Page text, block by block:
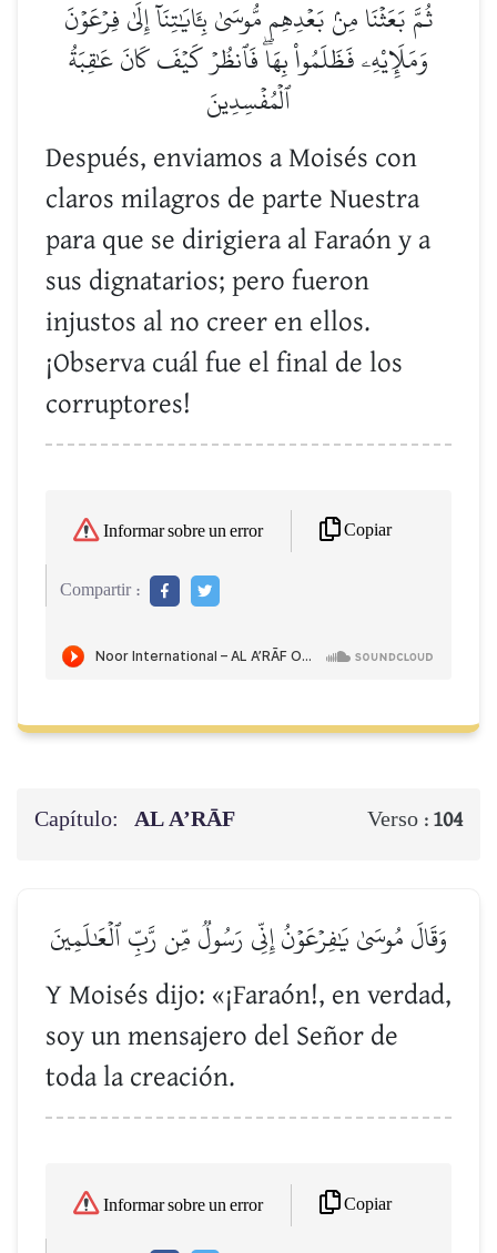
ثُمَّ بَعَثۡنَا مِنۢ بَعۡدِهِم مُّوسَىٰ بِـَٔايَٰتِنَآ إِلَىٰ فِرۡعَوۡنَ
وَمَلَإِيْهِۦ فَظَلَمُواْ بِهَاۖ فَٱنظُرۡ كَيۡفَ كَانَ عَٰقِبَةُ
ٱلۡمُفۡسِدِينَ
Después, enviamos a Moisés con
claros milagros de parte Nuestra
para que se dirigiera al Faraón y a
sus dignatarios; pero fueron
injustos al no creer en ellos.
¡Observa cuál fue el final de los
corruptores!
Informar sobre un error Copiar
Compartir :
Capítulo: AL A’RĀF Verso : 104
وَقَالَ مُوسَىٰ يَٰفِرۡعَوۡنُ إِنِّي رَسُولٞ مِّن رَّبِّ ٱلۡعَٰلَمِينَ
Y Moisés dijo: «¡Faraón!, en verdad,
soy un mensajero del Señor de
toda la creación.
Informar sobre un error Copiar